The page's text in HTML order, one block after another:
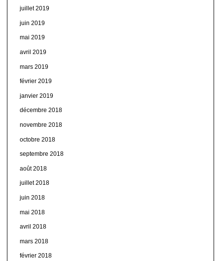
juillet 2019
juin 2019
mai 2019
avril 2019
mars 2019
février 2019
janvier 2019
décembre 2018
novembre 2018
octobre 2018
septembre 2018
août 2018
juillet 2018
juin 2018
mai 2018
avril 2018
mars 2018
février 2018